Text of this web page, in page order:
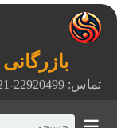
تماس: 22920499-021